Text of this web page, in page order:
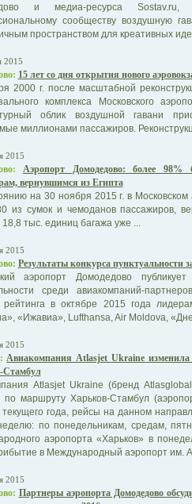
и медиа-ресурса
сообществу воздушную
пространством для креативных
2015
15 лет со дня открытия нового
2000 г. после масштабной
комплекса Московского
облик воздушной гавани
миллионами пассажиров.
2015
Аэропорт Домодедово: более
вернувшимся из Египта
на 30 ноября 2015 г. в
из сумок и чемоданов пассажиров,
тыс. единиц багажа уже ...
2015
Результаты конкурса пунктуальности
аэропорт Домодедово
среди авиакомпаний-
в октябре 2015 года
«Ижавиа», Lufthansa, Air Moldova,
2015
Авиакомпания Atlasjet Ukraine изменила
Стамбул
Atlasjet Ukraine (бренд
по маршруту Харьков-Стамбул
текущего года, рейсы на данном
по понедельникам, средам,
аэропорта «Харьков» в
в Международный аэропорт им.
2015
Партнеры аэропорта Домодедово